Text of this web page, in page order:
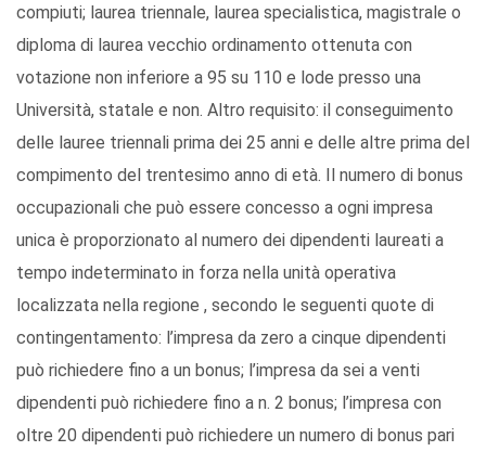
compiuti; laurea triennale, laurea specialistica, magistrale o
diploma di laurea vecchio ordinamento ottenuta con
votazione non inferiore a 95 su 110 e lode presso una
Università, statale e non. Altro requisito: il conseguimento
delle lauree triennali prima dei 25 anni e delle altre prima del
compimento del trentesimo anno di età. Il numero di bonus
occupazionali che può essere concesso a ogni impresa
unica è proporzionato al numero dei dipendenti laureati a
tempo indeterminato in forza nella unità operativa
localizzata nella regione , secondo le seguenti quote di
contingentamento: l’impresa da zero a cinque dipendenti
può richiedere fino a un bonus; l’impresa da sei a venti
dipendenti può richiedere fino a n. 2 bonus; l’impresa con
oltre 20 dipendenti può richiedere un numero di bonus pari